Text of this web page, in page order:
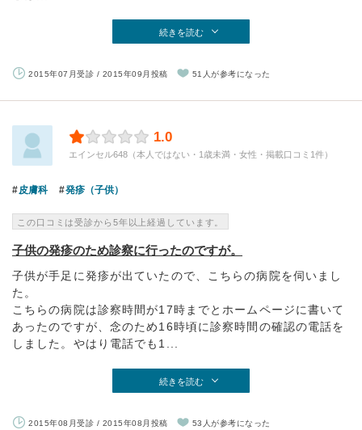
続きを読む
2015年07月受診 / 2015年09月投稿 51人が参考になった
1.0
エインセル648（本人ではない・1歳未満・女性・掲載口コミ1件）
皮膚科 発疹（子供）
この口コミは受診から5年以上経過しています。
子供の発疹のため診察に行ったのですが。
子供が手足に発疹が出ていたので、こちらの病院を伺いまし
た。
こちらの病院は診察時間が17時までとホームページに書いて
あったのですが、念のため16時頃に診察時間の確認の電話を
しました。やはり電話でも1...
続きを読む
2015年08月受診 / 2015年08月投稿 53人が参考になった